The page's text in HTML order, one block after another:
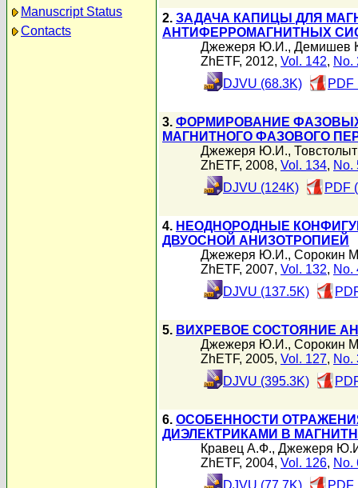
Manuscript Status
Contacts
2. ЗАДАЧА КАПИЦЫ ДЛЯ
АНТИФЕРРОМАГНИТНЫХ
Джежеря Ю.И., Демишев
ZhETF, 2012, Vol. 142, No.
DJVU (68.3K)
PDF
3. ФОРМИРОВАНИЕ
МАГНИТНОГО ФАЗОВОГО
Джежеря Ю.И.,
ZhETF, 2008, Vol. 134, No.
DJVU (124K)
PDF
4. НЕОДНОРОДНЫЕ
ДВУОСНОЙ АНИЗОТРОПИЕЙ
Джежеря Ю.И., Сорокин
ZhETF, 2007, Vol. 132, No.
DJVU (137.5K)
5. ВИХРЕВОЕ СОСТОЯНИЕ
Джежеря Ю.И., Сорокин
ZhETF, 2005, Vol. 127, No.
DJVU (395.3K)
6. ОСОБЕННОСТИ
ДИЭЛЕКТРИКАМИ В
Кравец А.Ф., Джежеря
ZhETF, 2004, Vol. 126, No.
DJVU (77.7K)
PDF